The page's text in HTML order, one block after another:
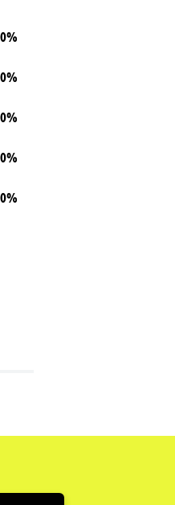
0%
0%
0%
0%
0%